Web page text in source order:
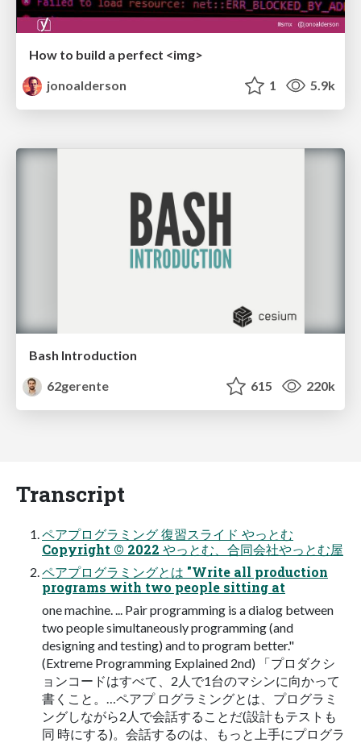
How to build a perfect <img>
jonoalderson
1 5.9k
Bash Introduction
62gerente
615 220k
Transcript
ペアプログラミング 復習スライド やっとむ
Copyright © 2022 やっとむ、合同会社やっとむ屋
ペアプログラミングとは "Write all production
programs with two people sitting at
one machine. ... Pair programming is a dialog between
two people simultaneously programming (and
designing and testing) and to program better."
(Extreme Programming Explained 2nd) 「プロダクシ
ョンコードはすべて、2人で1台のマシンに向かって
書くこと。…ペアプ ログラミングとは、プログラミ
ングしながら2人で会話することだ(設計もテストも
同 時にする)。会話するのは、もっと上手にプログラ